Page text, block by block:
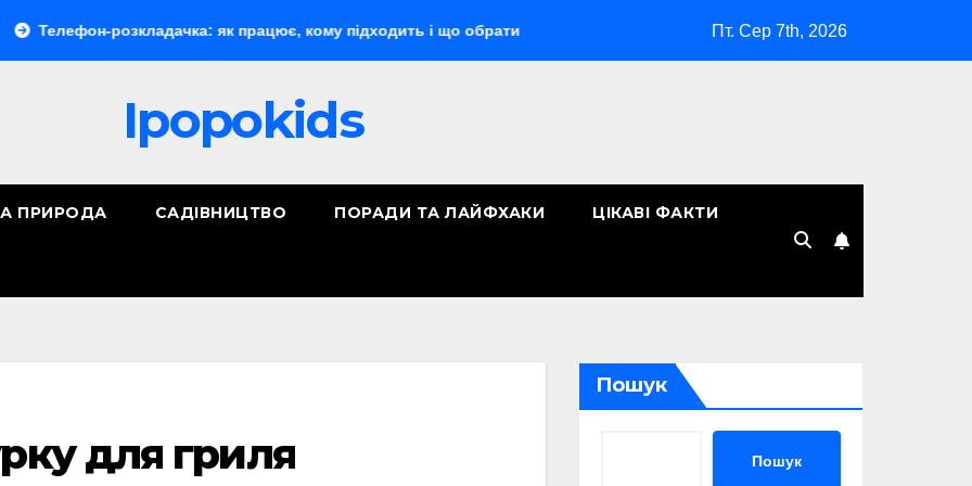
розкладачка: як працює, кому підходить і що обрати «Макіяж без макіяжу»: як японська декоративна косметика
Пт. Сер 7th, 2026
Ipopokids
ПРИРОДА САДІВНИЦТВО ПОРАДИ ТА ЛАЙФХАКИ ЦІКАВІ ФАКТИ
для гриля
Пошук
Пошук